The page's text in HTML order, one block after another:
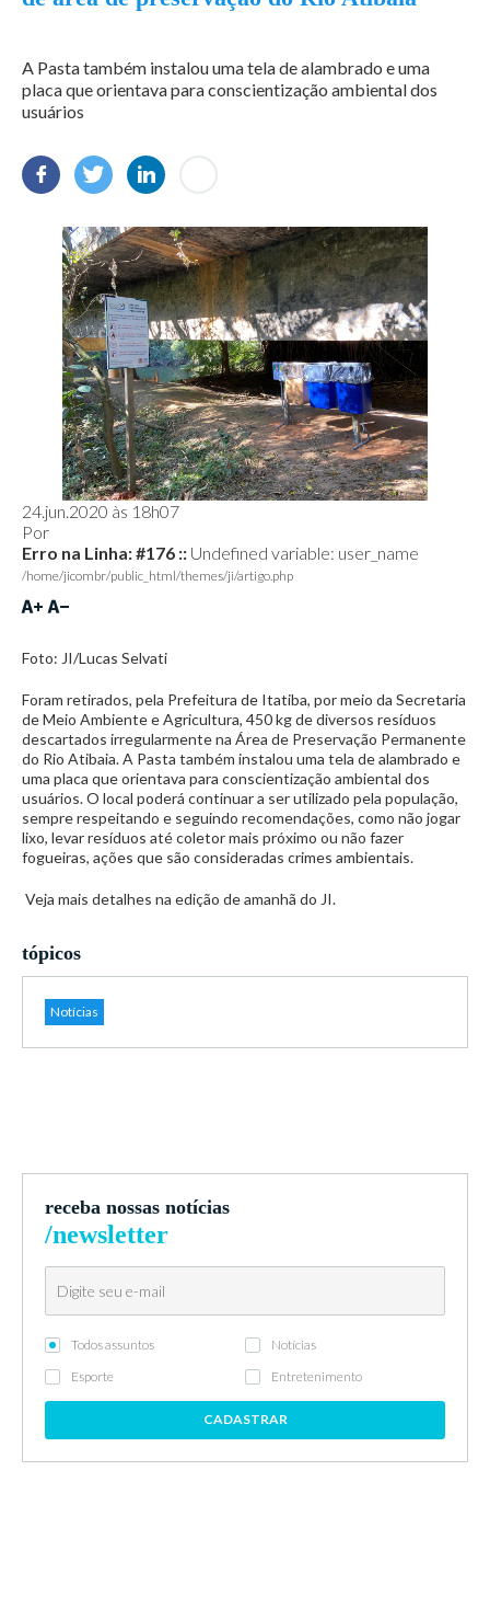
A Pasta também instalou uma tela de alambrado e uma
placa que orientava para conscientização ambiental dos
usuários
24.jun.2020 às 18h07
Por
Erro na Linha: #176 :: Undefined variable: user_name
/home/jicombr/public_html/themes/ji/artigo.php
Foto: JI/Lucas Selvati
Foram retirados, pela Prefeitura de Itatiba, por meio da Secretaria
de Meio Ambiente e Agricultura, 450 kg de diversos resíduos
descartados irregularmente na Área de Preservação Permanente
do Rio Atibaia. A Pasta também instalou uma tela de alambrado e
uma placa que orientava para conscientização ambiental dos
usuários. O local poderá continuar a ser utilizado pela população,
sempre respeitando e seguindo recomendações, como não jogar
lixo, levar resíduos até coletor mais próximo ou não fazer
fogueiras, ações que são consideradas crimes ambientais.
Veja mais detalhes na edição de amanhã do JI.
tópicos
Notícias
receba nossas notícias
/newsletter
Todos assuntos
Notícias
Esporte
Entretenimento
CADASTRAR